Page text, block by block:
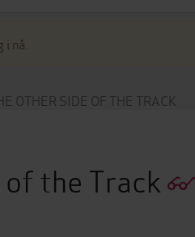
nå.
OTHER SIDE OF THE TRACK
the Track